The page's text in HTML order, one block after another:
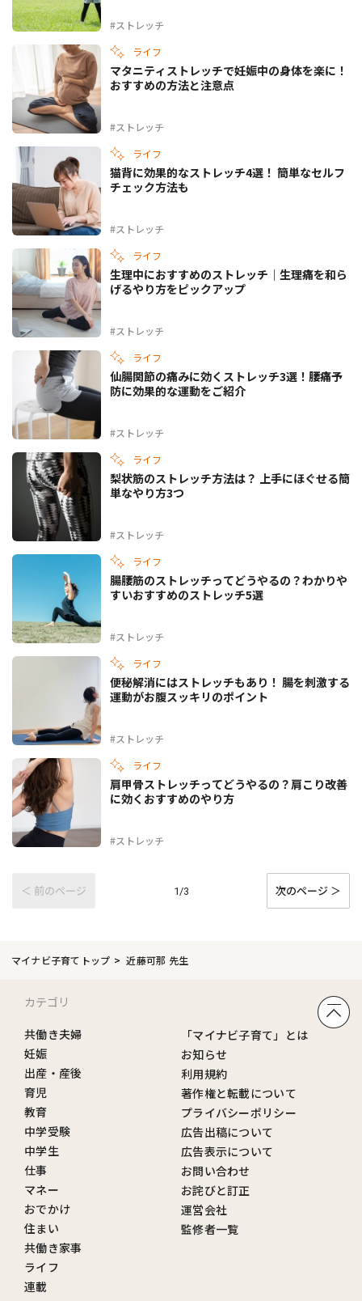
#ストレッチ
ライフ
#ストレッチ
マタニティストレッチで妊娠中の身体を楽に！
おすすめの方法と注意点
ライフ
#ストレッチ
猫背に効果的なストレッチ4選！ 簡単なセルフ
チェック方法も
ライフ
#ストレッチ
生理中におすすめのストレッチ｜生理痛を和ら
げるやり方をピックアップ
ライフ
#ストレッチ
仙腸関節の痛みに効くストレッチ3選！腰痛予
防に効果的な運動をご紹介
ライフ
#ストレッチ
梨状筋のストレッチ方法は？ 上手にほぐせる簡
単なやり方3つ
ライフ
#ストレッチ
腸腰筋のストレッチってどうやるの？わかりや
すいおすすめのストレッチ5選
ライフ
#ストレッチ
便秘解消にはストレッチもあり！ 腸を刺激する
運動がお腹スッキリのポイント
ライフ
#ストレッチ
肩甲骨ストレッチってどうやるの？肩こり改善
に効くおすすめのやり方
＜ 前のページ 1/3 次のページ ＞
マイナビ子育てトップ 近藤可那 先生
カテゴリ
共働き夫婦
妊娠
出産・産後
育児
教育
中学受験
中学生
仕事
マネー
おでかけ
住まい
共働き家事
ライフ
連載
「マイナビ子育て」とは
お知らせ
利用規約
著作権と転載について
プライバシーポリシー
広告出稿について
広告表示について
お問い合わせ
お詫びと訂正
運営会社
監修者一覧